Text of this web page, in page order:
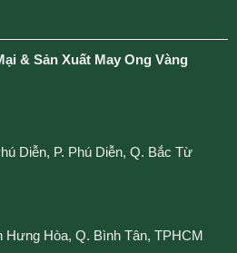
& Sản Xuất May Ong Vàng
Diễn, P. Phú Diễn, Q. Bắc Từ
Hưng Hòa, Q. Bình Tân, TPHCM